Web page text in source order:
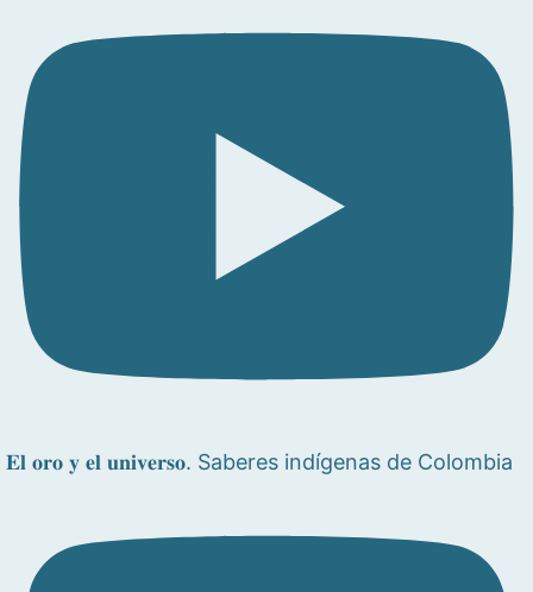
𝐄𝐥 𝐨𝐫𝐨 𝐲 𝐞𝐥 𝐮𝐧𝐢𝐯𝐞𝐫𝐬𝐨. Saberes indígenas de Colombia